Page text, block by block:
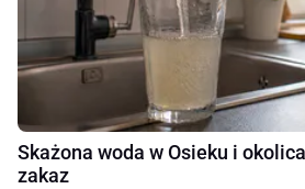
Skażona woda w Osieku i
zakaz